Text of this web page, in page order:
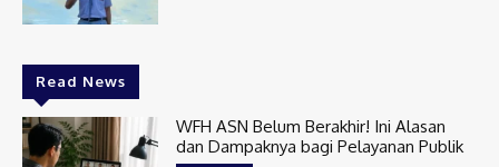
Read News
WFH ASN Belum Berakhir! Ini Alasan
dan Dampaknya bagi Pelayanan Publik